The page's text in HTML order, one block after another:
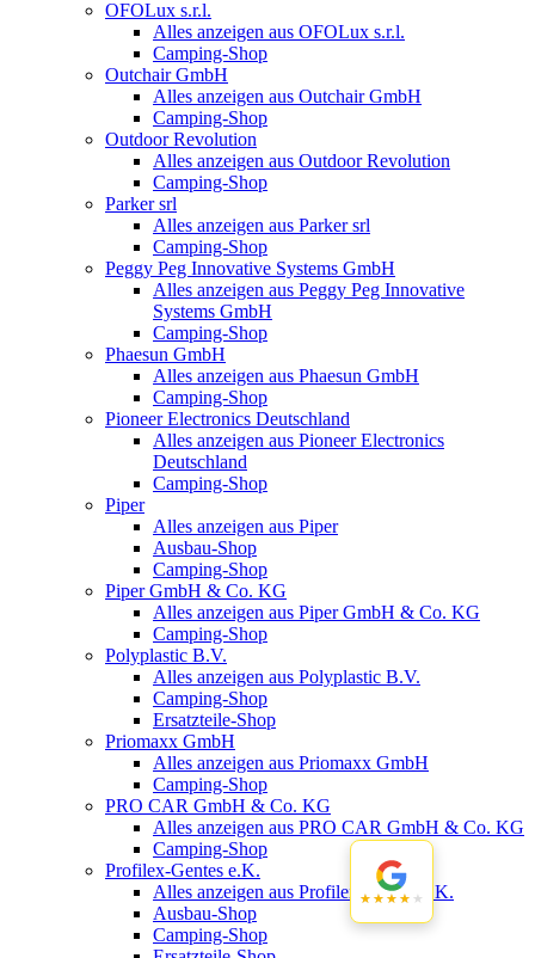
OFOLux s.r.l.
Alles anzeigen aus OFOLux s.r.l.
Camping-Shop
Outchair GmbH
Alles anzeigen aus Outchair GmbH
Camping-Shop
Outdoor Revolution
Alles anzeigen aus Outdoor Revolution
Camping-Shop
Parker srl
Alles anzeigen aus Parker srl
Camping-Shop
Peggy Peg Innovative Systems GmbH
Alles anzeigen aus Peggy Peg Innovative
Systems GmbH
Camping-Shop
Phaesun GmbH
Alles anzeigen aus Phaesun GmbH
Camping-Shop
Pioneer Electronics Deutschland
Alles anzeigen aus Pioneer Electronics
Deutschland
Camping-Shop
Piper
Alles anzeigen aus Piper
Ausbau-Shop
Camping-Shop
Piper GmbH & Co. KG
Alles anzeigen aus Piper GmbH & Co. KG
Camping-Shop
Polyplastic B.V.
Alles anzeigen aus Polyplastic B.V.
Camping-Shop
Ersatzteile-Shop
Priomaxx GmbH
Alles anzeigen aus Priomaxx GmbH
Camping-Shop
PRO CAR GmbH & Co. KG
Alles anzeigen aus PRO CAR GmbH & Co. KG
Camping-Shop
Profilex-Gentes e.K.
Alles anzeigen aus Profilex-Gentes e.K.
Ausbau-Shop
Camping-Shop
★★★★★
★★★★★